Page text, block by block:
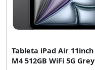
Tableta iPad Air 11inch
M4 512GB WiFi 5G Grey